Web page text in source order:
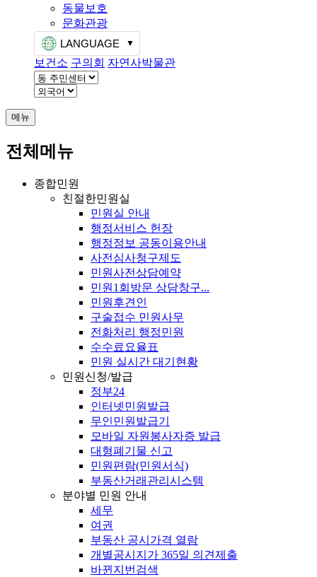
동물보호
문화관광
LANGUAGE
보건소 구의회 자연사박물관
메뉴
전체메뉴
종합민원
친절한민원실
민원실 안내
행정서비스 헌장
행정정보 공동이용안내
사전심사청구제도
민원사전상담예약
민원1회방문 상담창구...
민원후견인
구술접수 민원사무
전화처리 행정민원
수수료요율표
민원 실시간 대기현황
민원신청/발급
정부24
인터넷민원발급
무인민원발급기
모바일 자원봉사자증 발급
대형폐기물 신고
민원편람(민원서식)
부동산거래관리시스템
분야별 민원 안내
세무
여권
부동산 공시가격 열람
개별공시지가 365일 의견제출
바뀐지번검색